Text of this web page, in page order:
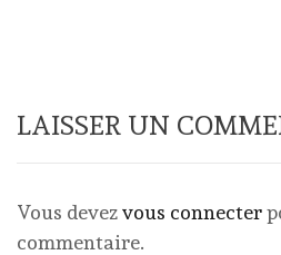
LAISSER UN
Vous devezvous connecter
commentaire.